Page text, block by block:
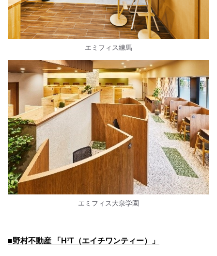
エミフィス練馬
エミフィス大泉学園
■野村不動産 「H¹T（エイチワンティー）」